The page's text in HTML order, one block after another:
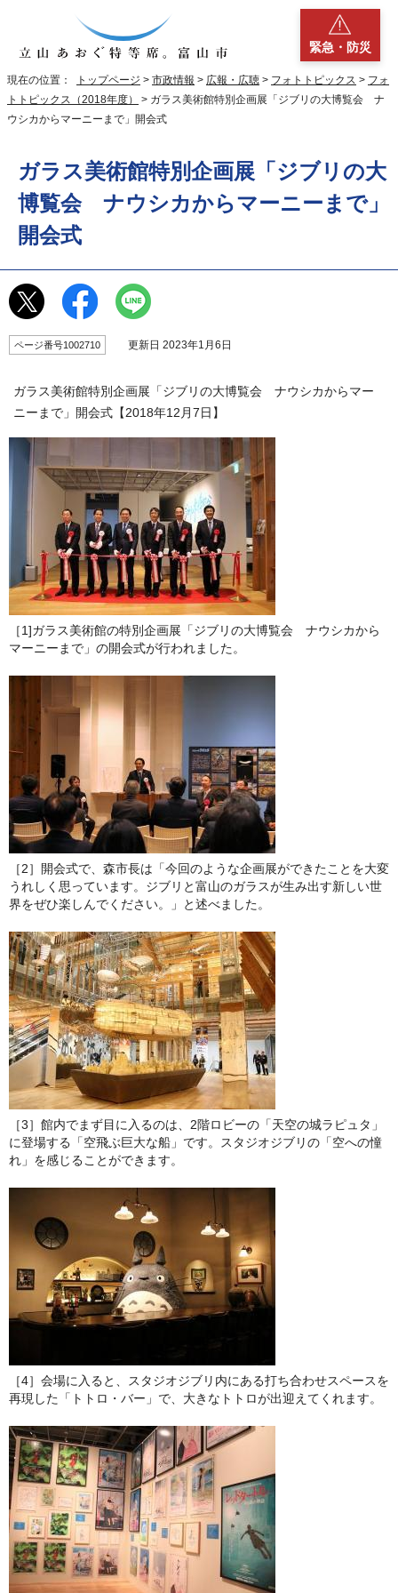
緊急・防災
現在の位置： トップページ > 市政情報 > 広報・広聴 > フォトトピックス > フォ
トトピックス（2018年度）
> ガラス美術館特別企画展「ジブリの大博覧会 ナ
ウシカからマーニーまで」開会式
ガラス美術館特別企画展「ジブリの大
博覧会 ナウシカからマーニーまで」
開会式
ページ番号1002710 更新日 2023年1月6日
ガラス美術館特別企画展「ジブリの大博覧会 ナウシカからマー
ニーまで」開会式【2018年12月7日】
［1]ガラス美術館の特別企画展「ジブリの大博覧会 ナウシカから
マーニーまで」の開会式が行われました。
［2］開会式で、森市長は「今回のような企画展ができたことを大変
うれしく思っています。ジブリと富山のガラスが生み出す新しい世
界をぜひ楽しんでください。」と述べました。
［3］館内でまず目に入るのは、2階ロビーの「天空の城ラピュタ」
に登場する「空飛ぶ巨大な船」です。スタジオジブリの「空への憧
れ」を感じることができます。
［4］会場に入ると、スタジオジブリ内にある打ち合わせスペースを
再現した「トトロ・バー」で、大きなトトロが出迎えてくれます。